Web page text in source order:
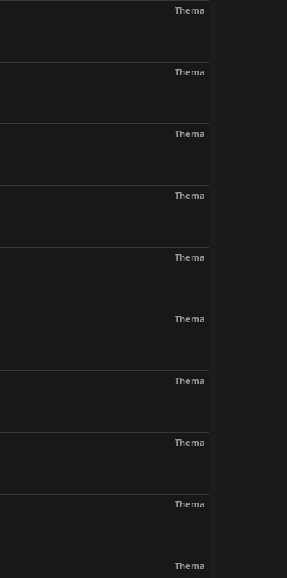
Thema
Thema
Thema
Thema
Thema
Thema
Thema
Thema
Thema
Thema